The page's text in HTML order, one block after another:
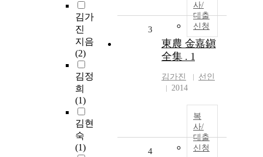
김가
진
지음
(2)
김정
희
(1)
김현
숙
(1)
사/
대출
신청
3
東農 金嘉鎭
全集 . 1
김가진
선인
2014
복
사/
대출
신청
4